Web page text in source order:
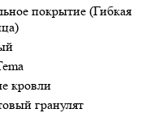
покрытие (Гибкая
кровли
гранулят